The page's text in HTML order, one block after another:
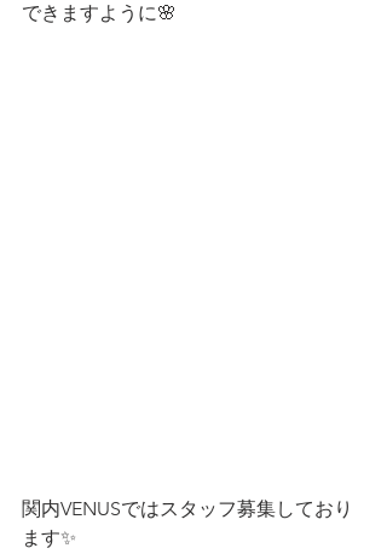
できますように🌸
関内VENUSではスタッフ募集しており
ます✨